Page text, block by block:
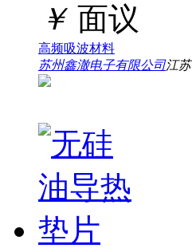
￥ 面议
高频吸波材料
苏州鑫澈电子有限公司江苏